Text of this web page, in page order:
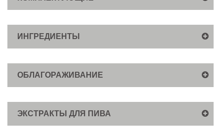
ИНГРЕДИЕНТЫ
ОБЛАГОРАЖИВАНИЕ
ЭКСТРАКТЫ ДЛЯ ПИВА